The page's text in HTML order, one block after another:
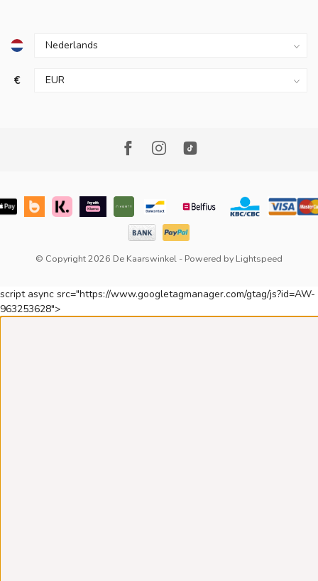
€
© Copyright 2026 De Kaarswinkel - Powered by Lightspeed
script async src="https://www.googletagmanager.com/gtag/js?id=AW-
963253628">